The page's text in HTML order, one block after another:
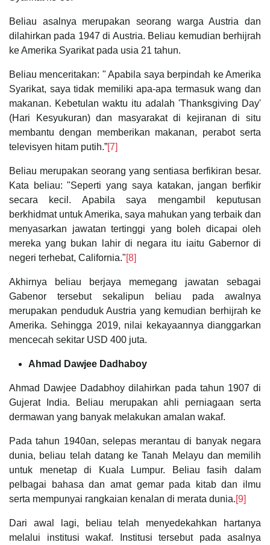
Beliau asalnya merupakan seorang warga Austria dan
dilahirkan pada 1947 di Austria. Beliau kemudian berhijrah
ke Amerika Syarikat pada usia 21 tahun.
Beliau menceritakan: " Apabila saya berpindah ke Amerika
Syarikat, saya tidak memiliki apa-apa termasuk wang dan
makanan. Kebetulan waktu itu adalah 'Thanksgiving Day'
(Hari Kesyukuran) dan masyarakat di kejiranan di situ
membantu dengan memberikan makanan, perabot serta
televisyen hitam putih.”[7]
Beliau merupakan seorang yang sentiasa berfikiran besar.
Kata beliau: "Seperti yang saya katakan, jangan berfikir
secara kecil. Apabila saya mengambil keputusan
berkhidmat untuk Amerika, saya mahukan yang terbaik dan
menyasarkan jawatan tertinggi yang boleh dicapai oleh
mereka yang bukan lahir di negara itu iaitu Gabernor di
negeri terhebat, California."[8]
Akhirnya beliau berjaya memegang jawatan sebagai
Gabenor tersebut sekalipun beliau pada awalnya
merupakan penduduk Austria yang kemudian berhijrah ke
Amerika. Sehingga 2019, nilai kekayaannya dianggarkan
mencecah sekitar USD 400 juta.
Ahmad Dawjee Dadhaboy
Ahmad Dawjee Dadabhoy dilahirkan pada tahun 1907 di
Gujerat India. Beliau merupakan ahli perniagaan serta
dermawan yang banyak melakukan amalan wakaf.
Pada tahun 1940an, selepas merantau di banyak negara
dunia, beliau telah datang ke Tanah Melayu dan memilih
untuk menetap di Kuala Lumpur. Beliau fasih dalam
pelbagai bahasa dan amat gemar pada kitab dan ilmu
serta mempunyai rangkaian kenalan di merata dunia.[9]
Dari awal lagi, beliau telah menyedekahkan hartanya
melalui institusi wakaf. Institusi tersebut pada asalnya